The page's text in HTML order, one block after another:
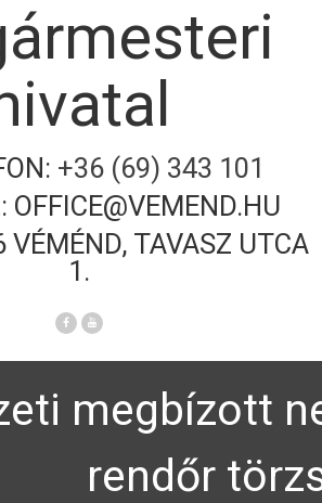
+36 (69) 343 101
OFFICE@VEMEND.HU
VÉMÉND, TAVASZ UTCA
1.
megbízott
rendőr